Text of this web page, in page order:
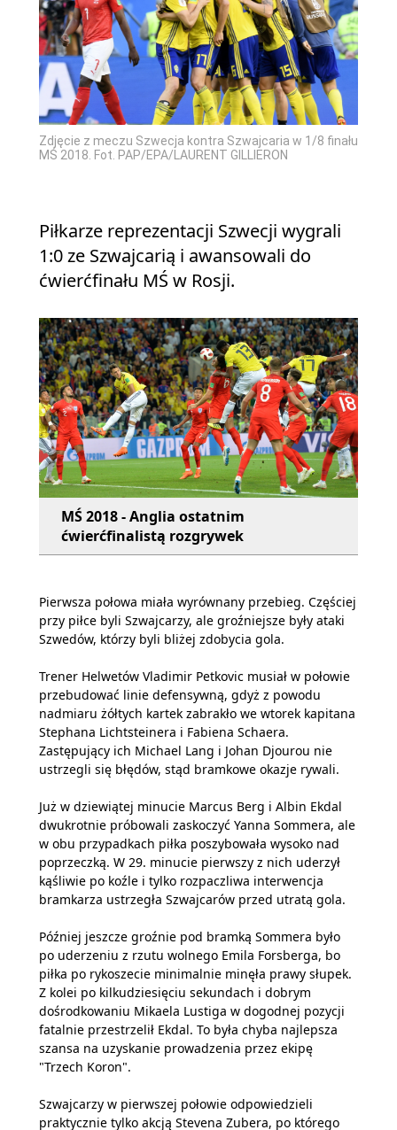
Zdjęcie z meczu Szwecja kontra Szwajcaria w 1/8 finału
MŚ 2018. Fot. PAP/EPA/LAURENT GILLIERON
Piłkarze reprezentacji Szwecji wygrali
1:0 ze Szwajcarią i awansowali do
ćwierćfinału MŚ w Rosji.
MŚ 2018 - Anglia ostatnim
ćwierćfinalistą rozgrywek
Pierwsza połowa miała wyrównany przebieg. Częściej
przy piłce byli Szwajcarzy, ale groźniejsze były ataki
Szwedów, którzy byli bliżej zdobycia gola.
Trener Helwetów Vladimir Petkovic musiał w połowie
przebudować linie defensywną, gdyż z powodu
nadmiaru żółtych kartek zabrakło we wtorek kapitana
Stephana Lichtsteinera i Fabiena Schaera.
Zastępujący ich Michael Lang i Johan Djourou nie
ustrzegli się błędów, stąd bramkowe okazje rywali.
Już w dziewiątej minucie Marcus Berg i Albin Ekdal
dwukrotnie próbowali zaskoczyć Yanna Sommera, ale
w obu przypadkach piłka poszybowała wysoko nad
poprzeczką. W 29. minucie pierwszy z nich uderzył
kąśliwie po koźle i tylko rozpaczliwa interwencja
bramkarza ustrzegła Szwajcarów przed utratą gola.
Później jeszcze groźnie pod bramką Sommera było
po uderzeniu z rzutu wolnego Emila Forsberga, bo
piłka po rykoszecie minimalnie minęła prawy słupek.
Z kolei po kilkudziesięciu sekundach i dobrym
dośrodkowaniu Mikaela Lustiga w dogodnej pozycji
fatalnie przestrzelił Ekdal. To była chyba najlepsza
szansa na uzyskanie prowadzenia przez ekipę
"Trzech Koron".
Szwajcarzy w pierwszej połowie odpowiedzieli
praktycznie tylko akcją Stevena Zubera, po którego